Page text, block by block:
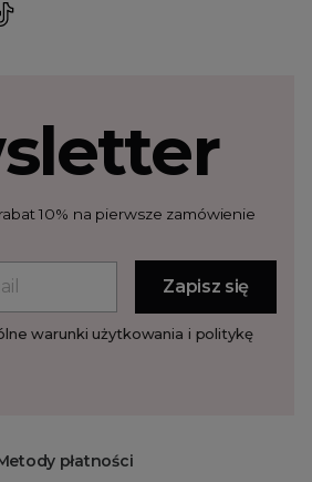
płatności
10% na pierwsze zamówienie
warunki użytkowania i politykę